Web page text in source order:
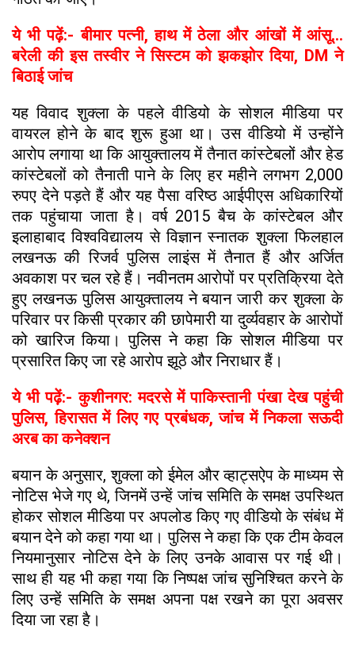
ये भी पढ़ें:- बीमार पत्नी, हाथ में ठेला और आंखों में आंसू...
बरेली की इस तस्वीर ने सिस्टम को झकझोर दिया, DM ने
बिठाई जांच
यह विवाद शुक्ला के पहले वीडियो के सोशल मीडिया पर
वायरल होने के बाद शुरू हुआ था। उस वीडियो में उन्होंने
आरोप लगाया था कि आयुक्तालय में तैनात कांस्टेबलों और हेड
कांस्टेबलों को तैनाती पाने के लिए हर महीने लगभग 2,000
रुपए देने पड़ते हैं और यह पैसा वरिष्ठ आईपीएस अधिकारियों
तक पहुंचाया जाता है। वर्ष 2015 बैच के कांस्टेबल और
इलाहाबाद विश्वविद्यालय से विज्ञान स्नातक शुक्ला फिलहाल
लखनऊ की रिजर्व पुलिस लाइंस में तैनात हैं और अर्जित
अवकाश पर चल रहे हैं। नवीनतम आरोपों पर प्रतिक्रिया देते
हुए लखनऊ पुलिस आयुक्तालय ने बयान जारी कर शुक्ला के
परिवार पर किसी प्रकार की छापेमारी या दुर्व्यवहार के आरोपों
को खारिज किया। पुलिस ने कहा कि सोशल मीडिया पर
प्रसारित किए जा रहे आरोप झूठे और निराधार हैं।
ये भी पढ़ें:- कुशीनगर: मदरसे में पाकिस्तानी पंखा देख पहुंची
पुलिस, हिरासत में लिए गए प्रबंधक, जांच में निकला सऊदी
अरब का कनेक्शन
बयान के अनुसार, शुक्ला को ईमेल और व्हाट्सऐप के माध्यम से
नोटिस भेजे गए थे, जिनमें उन्हें जांच समिति के समक्ष उपस्थित
होकर सोशल मीडिया पर अपलोड किए गए वीडियो के संबंध में
बयान देने को कहा गया था। पुलिस ने कहा कि एक टीम केवल
नियमानुसार नोटिस देने के लिए उनके आवास पर गई थी।
साथ ही यह भी कहा गया कि निष्पक्ष जांच सुनिश्चित करने के
लिए उन्हें समिति के समक्ष अपना पक्ष रखने का पूरा अवसर
दिया जा रहा है।